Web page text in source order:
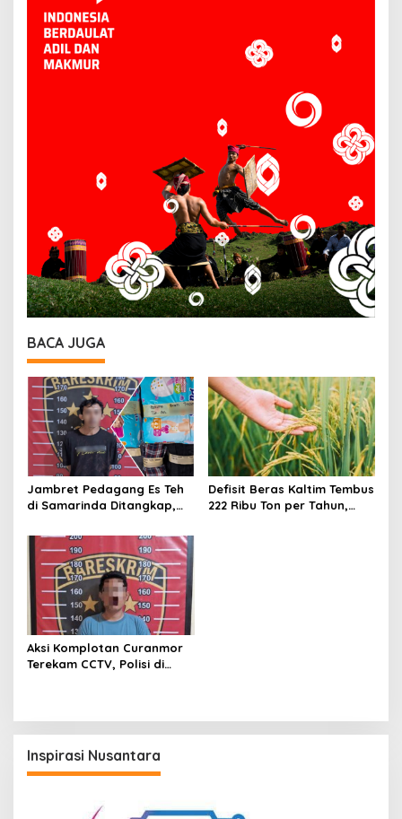
BACA JUGA
Jambret Pedagang Es Teh
di Samarinda Ditangkap,
Juta untuk Belanja Susu
hingga Popok
Defisit Beras Kaltim Tembus
222 Ribu Ton per Tahun,
Aksi Komplotan Curanmor
Terekam CCTV, Polisi di
Inspirasi Nusantara